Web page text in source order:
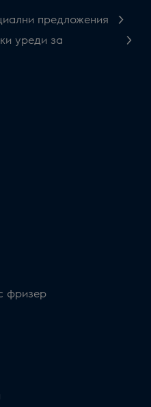
предложения
уреди за
фризер